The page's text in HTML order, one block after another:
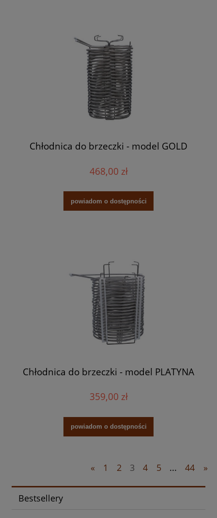
Chłodnica do brzeczki - model GOLD
468,00 zł
powiadom o dostępności
Chłodnica do brzeczki - model PLATYNA
359,00 zł
powiadom o dostępności
« 1 2 3 4 5 ... 44 »
Bestsellery